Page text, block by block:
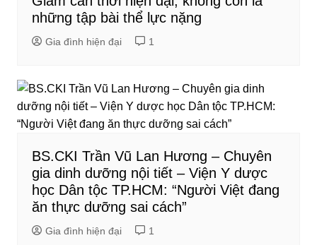
những tập bài thể lực nặng
Gia đình hiện đại 1
BS.CKI Trần Vũ Lan Hương – Chuyên
gia dinh dưỡng nội tiết – Viện Y dược
học Dân tộc TP.HCM: “Người Việt đang
ăn thực dưỡng sai cách”
Gia đình hiện đại 1